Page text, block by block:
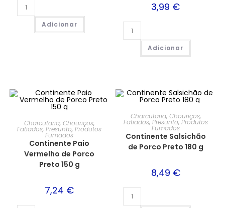
Adicionar
3,99 €
Adicionar
Charcutaria,Chouriços,
Fatiados,Presunto,Produtos
Fumados
Continente Paio
Vermelho de Porco
Preto 150 g
7,24 €
Charcutaria, Chouriços,
Fatiados, Presunto, Produtos
Fumados
Continente Salsichão
de Porco Preto 180 g
8,49 €